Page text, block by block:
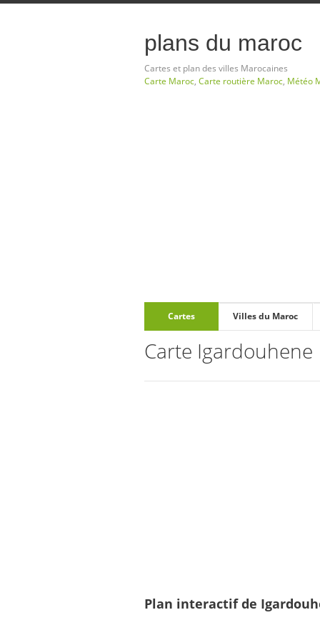
plans du maroc
Cartes et plan des villes Marocaines
Carte Maroc, Carte routière Maroc, Météo
Cartes Villes du Maroc
Carte Igardouhene
Plan interactif de